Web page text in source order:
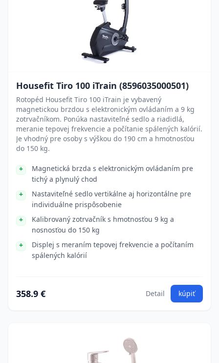
Housefit Tiro 100 iTrain (8596035000501)
Rotopéd Housefit Tiro 100 iTrain je vybavený
magnetickou brzdou s elektronickým ovládaním a 9 kg
zotrvačníkom. Ponúka nastaviteľné sedlo a riadidlá,
meranie tepovej frekvencie a počítanie spálených kalórií.
Je vhodný pre osoby s výškou do 190 cm a hmotnosťou
do 150 kg.
Magnetická brzda s elektronickým ovládaním pre
tichý a plynulý chod
Nastaviteľné sedlo vertikálne aj horizontálne pre
individuálne prispôsobenie
Kalibrovaný zotrvačník s hmotnosťou 9 kg a
nosnosťou do 150 kg
Displej s meraním tepovej frekvencie a počítaním
spálených kalórií
358.9 € Detail kúpiť